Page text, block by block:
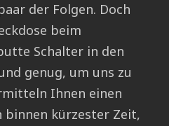
der Folgen. Doch
beim
Schalter in den
genug, um uns zu
Ihnen einen
kürzester Zeit,